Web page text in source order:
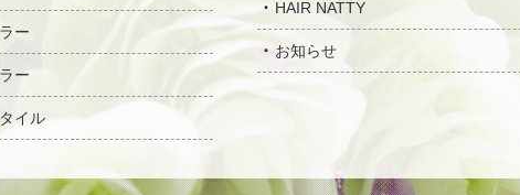
ー
ー
イル
HAIR NATTY
お知らせ